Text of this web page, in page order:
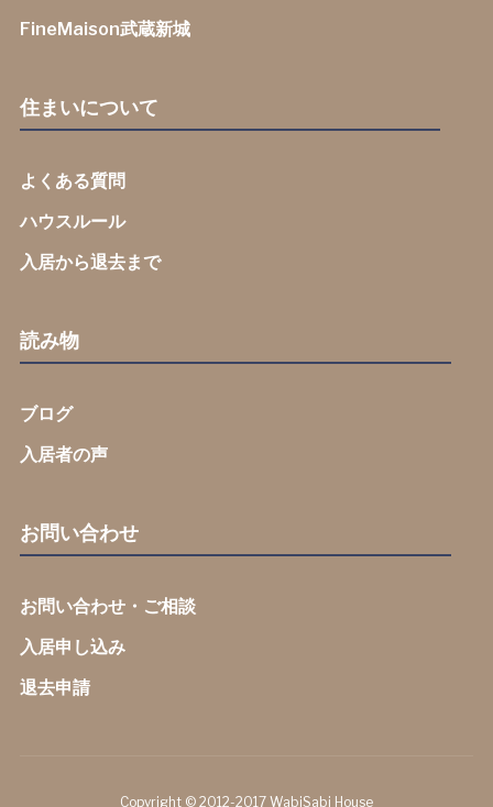
FineMaison武蔵新城
住まいについて
よくある質問
ハウスルール
入居から退去まで
読み物
ブログ
入居者の声
お問い合わせ
お問い合わせ・ご相談
入居申し込み
退去申請
Copyright © 2012-2017 WabiSabi House